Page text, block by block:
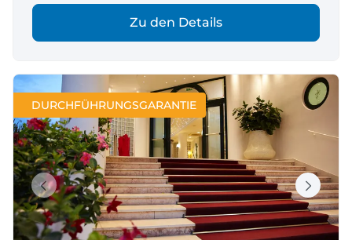
Zu den Details
DURCHFÜHRUNGSGARANTIE